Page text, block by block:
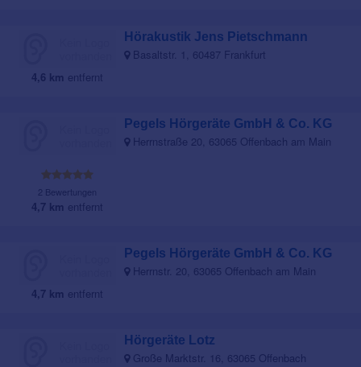
4,6 km entfernt
Hörakustik Jens Pietschmann
Basaltstr. 1, 60487 Frankfurt
2 Bewertungen
4,7 km entfernt
Pegels Hörgeräte GmbH & Co. KG
Herrnstraße 20, 63065 Offenbach am Main
4,7 km entfernt
Pegels Hörgeräte GmbH & Co. KG
Herrnstr. 20, 63065 Offenbach am Main
Hörgeräte Lotz
Große Marktstr. 16, 63065 Offenbach